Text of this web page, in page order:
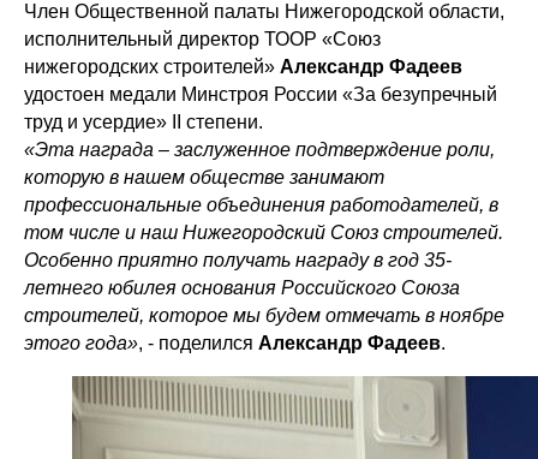
Член Общественной палаты Нижегородской области,
исполнительный директор ТООР «Союз
нижегородских строителей» Александр Фадеев
удостоен медали Минстроя России «За безупречный
труд и усердие» II степени.
«Эта награда – заслуженное подтверждение роли,
которую в нашем обществе занимают
профессиональные объединения работодателей, в
том числе и наш Нижегородский Союз строителей.
Особенно приятно получать награду в год 35-
летнего юбилея основания Российского Союза
строителей, которое мы будем отмечать в ноябре
этого года», - поделился Александр Фадеев.